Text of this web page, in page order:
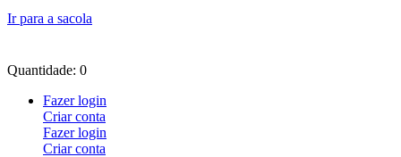
Ir para a sacola
Quantidade: 0
Fazer login
Criar conta
Fazer login
Criar conta